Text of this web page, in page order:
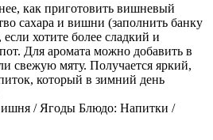
как приготовить вишневый
сахара и вишни (заполнить банку
хотите более сладкий и
Для аромата можно добавить в
свежую мяту. Получается яркий,
который в зимний день
/ Ягоды Блюдо: Напитки /